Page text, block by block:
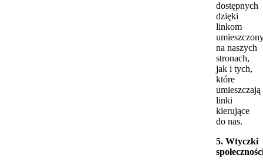
dostępnych
dzięki
linkom
na naszych
stronach,
jak i tych,
które
umieszczają
linki
kierujące
do nas.
5. Wtyczki